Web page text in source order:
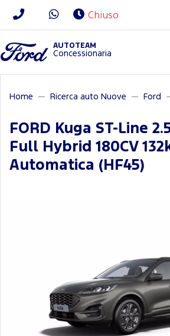
Chiuso
AUTOTEAM
Concessionaria
Home Ricerca auto Nuove Ford
FORD Kuga ST-Line
Full Hybrid 180CV
Automatica (HF45)